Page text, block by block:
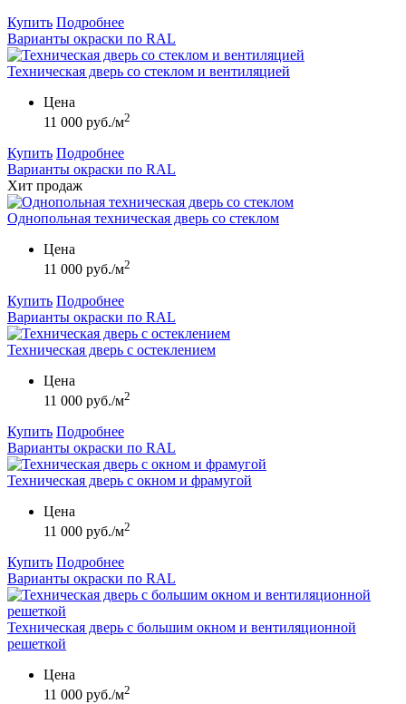
Купить Подробнее
Варианты окраски по RAL
Техническая дверь со стеклом и вентиляцией
Цена
11 000 руб./м2
Купить Подробнее
Варианты окраски по RAL
Хит продаж
Однопольная техническая дверь со стеклом
Цена
11 000 руб./м2
Купить Подробнее
Варианты окраски по RAL
Техническая дверь с остеклением
Цена
11 000 руб./м2
Купить Подробнее
Варианты окраски по RAL
Техническая дверь с окном и фрамугой
Цена
11 000 руб./м2
Купить Подробнее
Варианты окраски по RAL
Техническая дверь с большим окном и вентиляционной
решеткой
Цена
11 000 руб./м2